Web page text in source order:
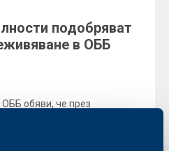
подобряват
в ОББ
обяви, че през
минути, без да